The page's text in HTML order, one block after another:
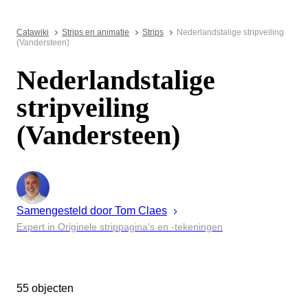
Catawiki Strips en animatie Strips
Nederlandstalige stripveiling
(Vandersteen)
Nederlandstalige
stripveiling
(Vandersteen)
Samengesteld door Tom Claes
Expert in Originele strippagina's en -tekeningen
55 objecten